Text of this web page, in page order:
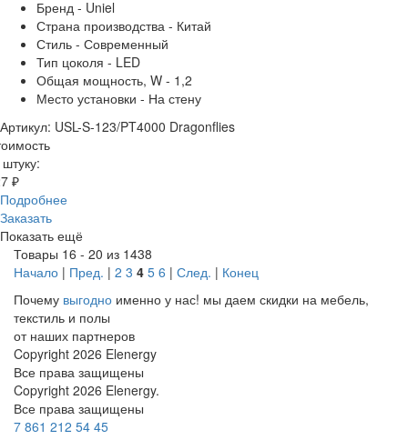
Бренд - Uniel
Страна производства - Китай
Стиль - Современный
Тип цоколя - LED
Общая мощность, W - 1,2
Место установки - На стену
Артикул: USL-S-123/PT4000 Dragonflies
₽
Подробнее
Заказать
Показать ещё
Товары 16 - 20 из 1438
Начало | Пред. | 2 3 4 5 6 | След. | Конец
Почему выгодно именно у нас! мы даем скидки на мебель,
текстиль и полы
от наших партнеров
Copyright 2026 Elenergy
Все права защищены
Copyright 2026 Elenergy.
Все права защищены
7 861 212 54 45